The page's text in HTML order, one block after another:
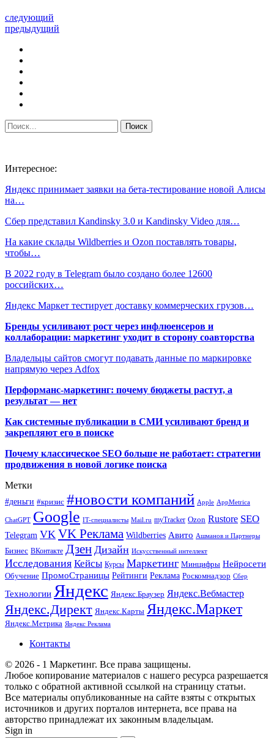
следующий
предыдущий
Интересное:
Яндекс принимает заявки на бета-тестирование новой Алисы
на…
Сбер представил Kandinsky 3.0 и Kandinsky Video для…
На какие склады Wildberries и Ozon поставлять товары,
чтобы…
В 2022 году в Telegram было создано более 12600
российских…
Яндекс Маркет тестирует доставку коммерческих грузов…
Бренды усиливают рост через инфлюенсеров и
коллаборации: маркетинг уходит в сторону соавторства
Владельцы сайтов смогут подавать данные по маркировке
напрямую через Adfox
Перформанс-маркетинг: почему бюджеты растут, а
результат — нет
Как системные публикации в СМИ усиливают бренд и
закрепляют его в поиске
Почему классическое SEO больше не работает: стратегии
продвижения в новой логике поиска
Метки
#деньги #кризис #новости компаний Apple AppMetrica
ChatGPT Google IT-специалисты Mail.ru myTracker Ozon Rustore SEO
Telegram VK VK Реклама Wildberries Авито Ашманов и Партнеры
Бизнес ВКонтакте Дзен Дизайн Искусственный интеллект
Исследования Кейсы Курсы Маркетинг Минцифры Нейросети
Обучение ПромоСтраницы Рейтинги Реклама Роскомнадзор Сбер
Технологии Яндекс Яндекс.Браузер Яндекс.Вебмастер
Яндекс.Директ Яндекс.Карты Яндекс.Маркет
Яндекс.Метрика Яндекс Реклама
Контакты
© 2026 - 1 Маркетинг. Все права защищены.
Любое копирование материалов с нашего ресурса разрешается
только с обратной активной ссылкой на страницу статьи.
Все материалы опубликованные на сайте взяты с открытых
источников и других порталов интернета, все права на
авторство принадлежат их законным владельцам.
Sign in